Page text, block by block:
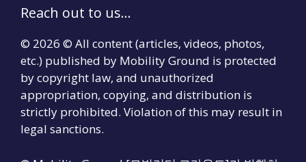
Reach out to us...
© 2026 © All content (articles, videos, photos,
etc.) published by Mobility Ground is protected
by copyright law, and unauthorized
appropriation, copying, and distribution is
strictly prohibited. Violation of this may result in
legal sanctions.